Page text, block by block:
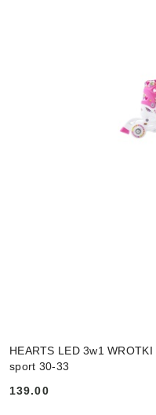
HEARTS LED 3w1
sport 30-33
Cena:
139.00